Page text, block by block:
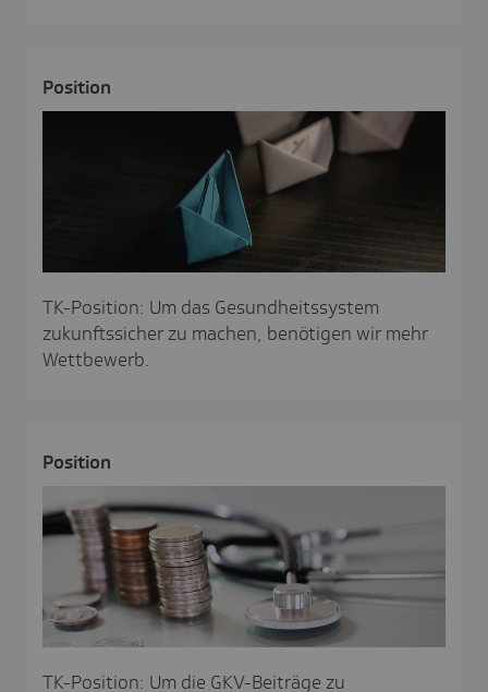
Posi­tion
TK-Posi­tion: Um das Gesundheitssystem
zukunftssicher zu machen, benötigen wir mehr
Wettbewerb.
Posi­tion
TK-Position: Um die GKV-Beiträge zu